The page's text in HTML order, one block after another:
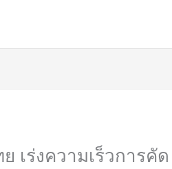
เร่งความเร็วการคัด